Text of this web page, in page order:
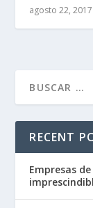
agosto 22, 2017
RECENT
Empresas